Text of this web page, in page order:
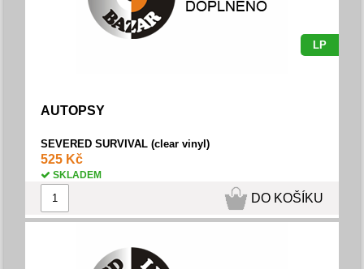
LP
AUTOPSY
SEVERED SURVIVAL (clear vinyl)
525 Kč
SKLADEM
DO KOŠÍKU